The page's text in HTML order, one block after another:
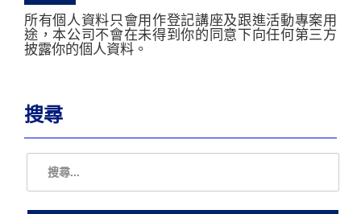
所有個人資料只會用作登記講座及跟進活動專案用
途，本公司不會在未得到你的同意下向任何第三方
披露你的個人資料。
搜尋